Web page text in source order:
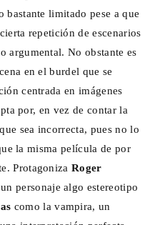
bastante limitado pese a que
repetición de escenarios
argumental. No obstante es
en el burdel que se
centrada en imágenes
por, en vez de contar la
sea incorrecta, pues no lo
la misma película de por
ProtagonizaRoger
personaje algo estereotipo
como la vampira, un